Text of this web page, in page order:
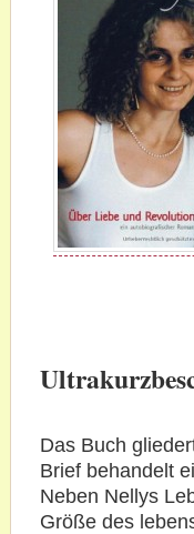
Das Buch
Brief behandelt
Neben Nellys
Größe des